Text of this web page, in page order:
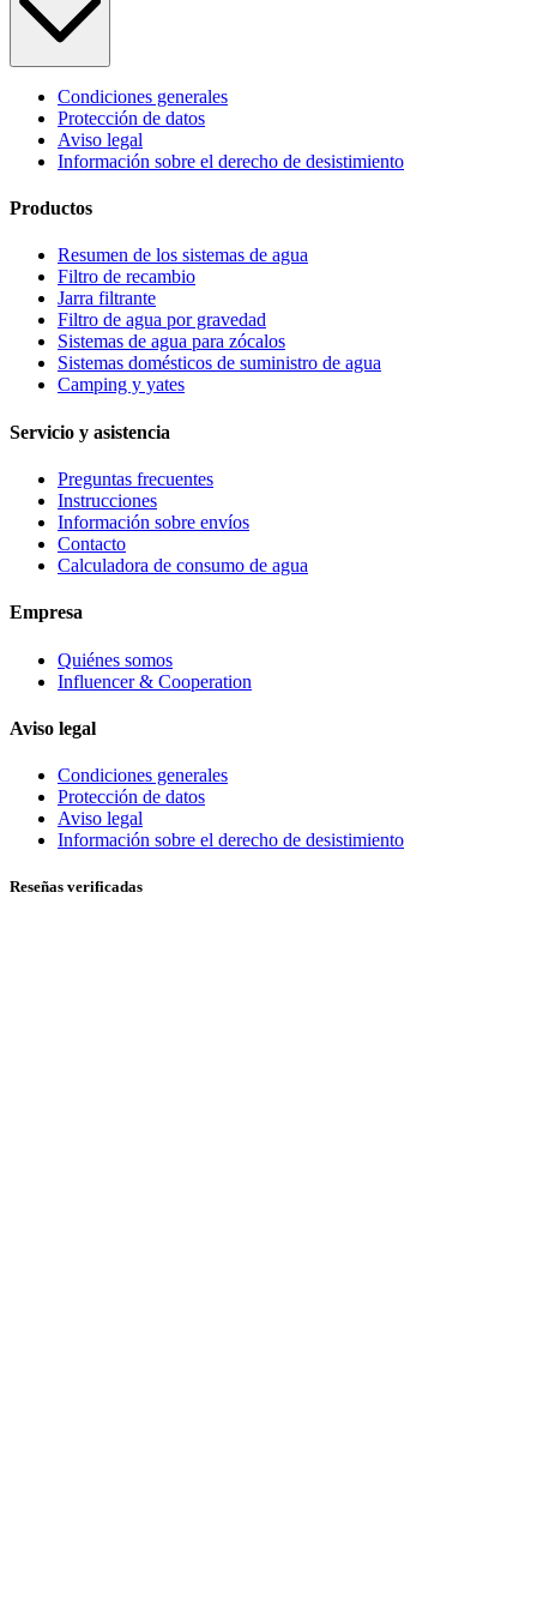
Condiciones generales
Protección de datos
Aviso legal
Información sobre el derecho de desistimiento
Productos
Resumen de los sistemas de agua
Filtro de recambio
Jarra filtrante
Filtro de agua por gravedad
Sistemas de agua para zócalos
Sistemas domésticos de suministro de agua
Camping y yates
Servicio y asistencia
Preguntas frecuentes
Instrucciones
Información sobre envíos
Contacto
Calculadora de consumo de agua
Empresa
Quiénes somos
Influencer & Cooperation
Aviso legal
Condiciones generales
Protección de datos
Aviso legal
Información sobre el derecho de desistimiento
Reseñas verificadas